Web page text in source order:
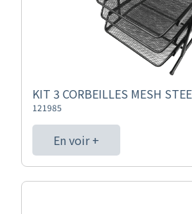
KIT 3 CORBEILLES MESH
121985
En voir +